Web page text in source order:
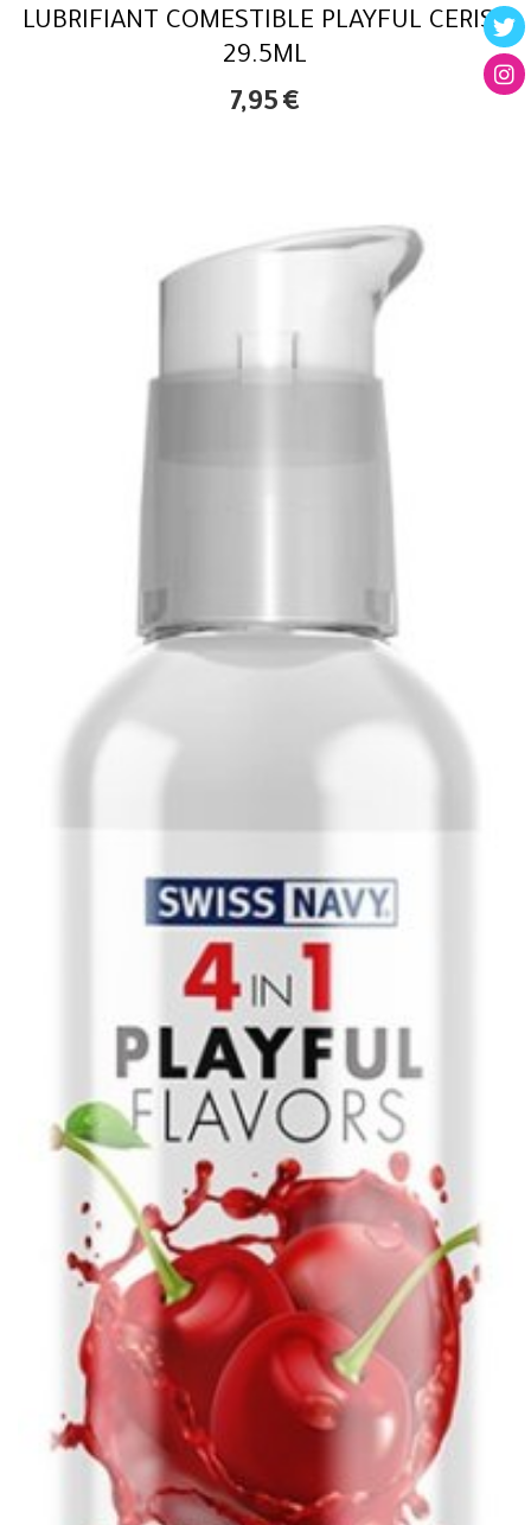
LUBRIFIANT COMESTIBLE PLAYFUL CERISE
29.5ML
7,95 €